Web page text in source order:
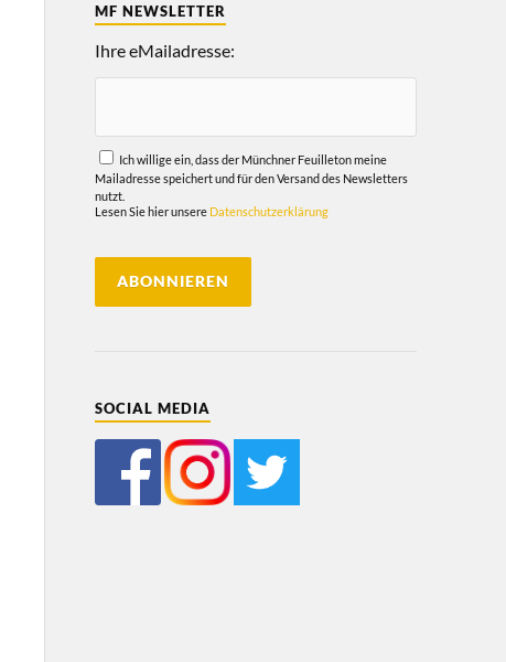
MF NEWSLETTER
Ihre eMailadresse:
Ich willige ein, dass der Münchner Feuilleton meine
Mailadresse speichert und für den Versand des Newsletters
nutzt.
Lesen Sie hier unsere Datenschutzerklärung
SOCIAL MEDIA